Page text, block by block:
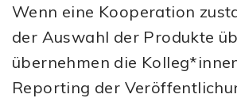
Wenn eine Kooperation
der Auswahl der Produkte
übernehmen die
Reporting der